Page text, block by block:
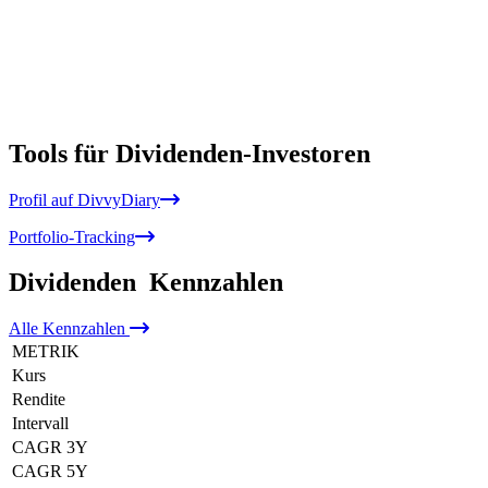
Tools für Dividenden-Investoren
Profil auf DivvyDiary
Portfolio-Tracking
Dividenden Kennzahlen
Alle Kennzahlen
METRIK
Kurs
Rendite
Intervall
CAGR 3Y
CAGR 5Y